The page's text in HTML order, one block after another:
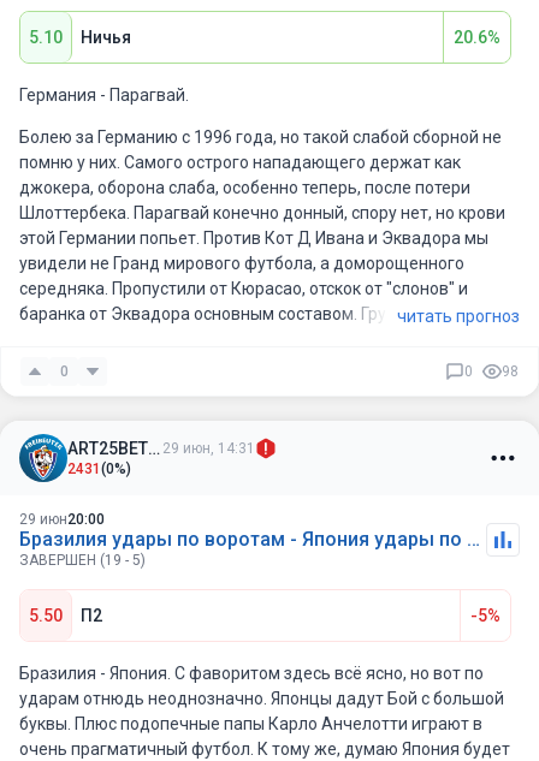
5.10 Ничья 20.6%
Германия - Парагвай.
Болею за Германию с 1996 года, но такой слабой сборной не
помню у них. Самого острого нападающего держат как
джокера, оборона слаба, особенно теперь, после потери
Шлоттербека. Парагвай конечно донный, спору нет, но крови
этой Германии попьет. Против Кот Д Ивана и Эквадора мы
увидели не Гранд мирового футбола, а доморощенного
середняка. Пропустили от Кюрасао, отскок от "слонов" и
баранка от Эквадора основным составом. Грустно на
дожмут, но в основное вряд ли выиграют.
читать прогноз
0 0 98
ART25BET25 29 июн, 14:31
2431 (0%)
29 июн20:00
Бразилия удары по воротам - Япония удары по воротам
ЗАВЕРШЕН (19 - 5)
5.50 П2 -5%
Бразилия - Япония. С фаворитом здесь всё ясно, но вот по
ударам отнюдь неоднозначно. Японцы дадут Бой с большой
буквы. Плюс подопечные папы Карло Анчелотти играют в
очень прагматичный футбол. К тому же, думаю Япония будет